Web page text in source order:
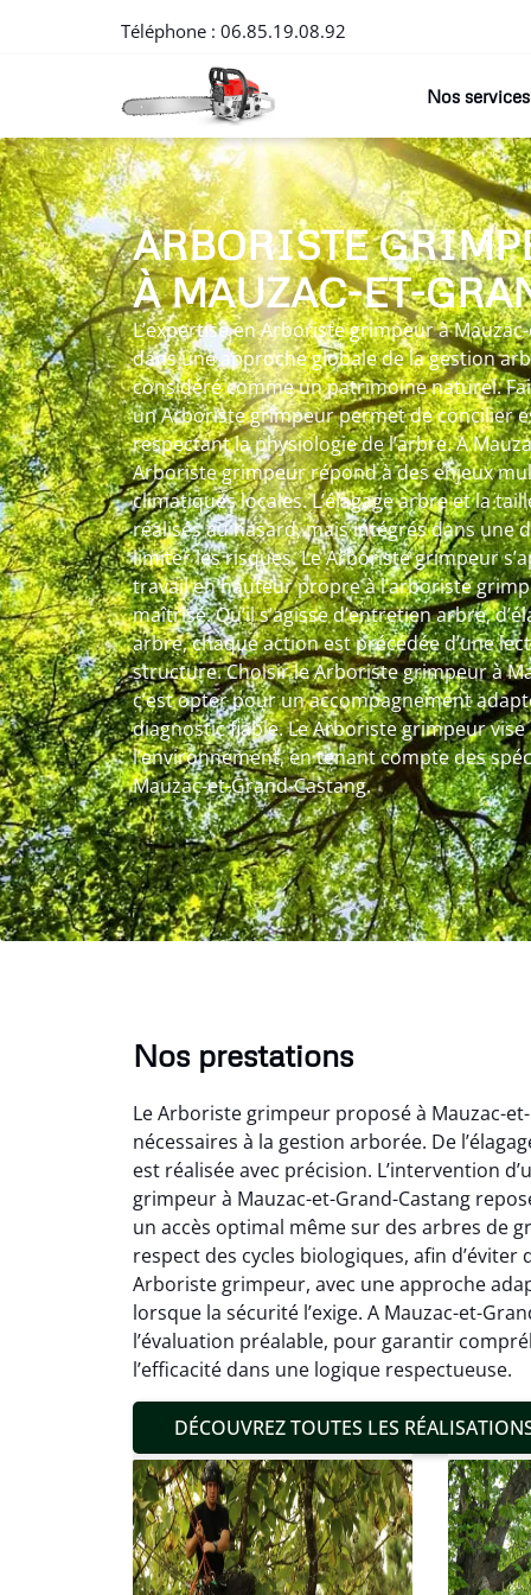
Téléphone : 06.85.19.08.92
Nos services
ARBORISTE
À MAUZAC-ET-
L’expertise en Arboriste grimpeur à
dans une approche globale de la gestion
considéré comme un patrimoine naturel.
un Arboriste grimpeur permet de concilier
respectant la physiologie de l’arbre. A
Arboriste grimpeur répond à des enjeux
climatiques locales. L’élagage arbre et la
réalisés au hasard, mais intégrés dans une
limiter les risques. Le Arboriste grimpeur
travail en hauteur propre à l’arboriste
maîtrisé. Qu’il s’agisse d’entretien arbre,
arbre, chaque action est précédée d’une
structure. Choisir le Arboriste grimpeur à
c’est opter pour un accompagnement
diagnostic fiable. Le Arboriste grimpeur
l’environnement, en tenant compte des
Mauzac-et-Grand-Castang.
Nos prestations
Le Arboriste grimpeur proposé à Mauzac-
nécessaires à la gestion arborée. De
est réalisée avec précision. L’intervention
grimpeur à Mauzac-et-Grand-Castang
un accès optimal même sur des arbres de
respect des cycles biologiques, afin
Arboriste grimpeur, avec une approche
lorsque la sécurité l’exige. A Mauzac-et-
l’évaluation préalable, pour garantir
l’efficacité dans une logique respectueuse.
DÉCOUVREZ TOUTES LES
19